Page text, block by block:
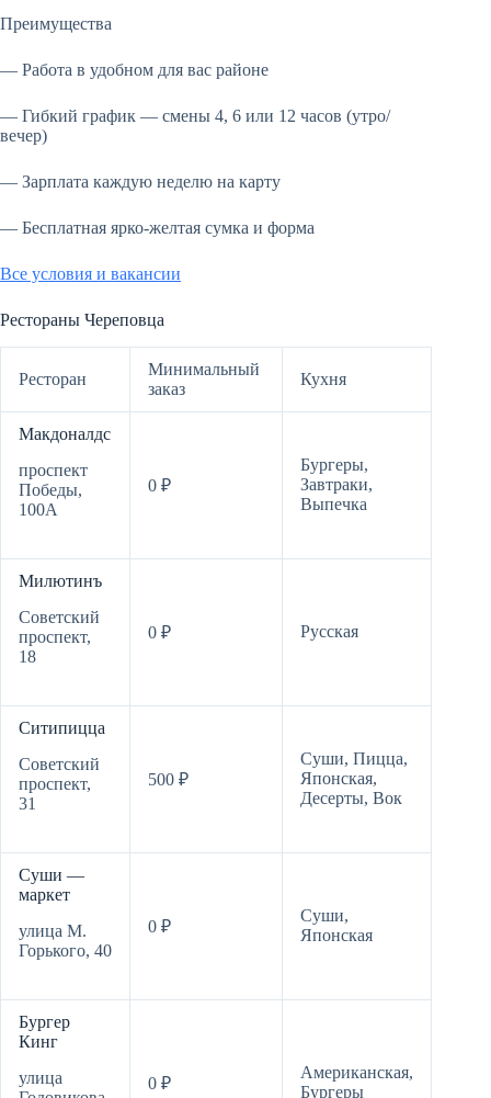
Преимущества
— Работа в удобном для вас районе
— Гибкий график — смены 4, 6 или 12 часов (утро/
вечер)
— Зарплата каждую неделю на карту
— Бесплатная ярко-желтая сумка и форма
Все условия и вакансии
Рестораны Череповца
Ресторан
Минимальный
заказ
Кухня
Макдоналдс
проспект
Победы,
100А
0 ₽
Бургеры,
Завтраки,
Выпечка
Милютинъ
Советский
проспект,
18
0 ₽ Русская
Ситипицца
Советский
проспект,
31
500 ₽
Суши, Пицца,
Японская,
Десерты, Вок
Суши —
маркет
улица М.
Горького, 40
0 ₽
Суши,
Японская
Бургер
Кинг
улица
0 ₽
Американская,
Бургеры